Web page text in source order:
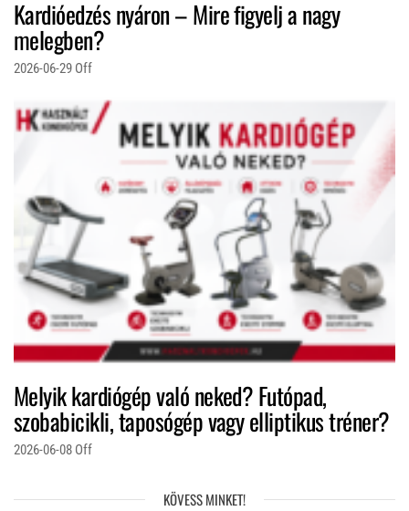
Kardióedzés nyáron – Mire figyelj a nagy
melegben?
2026-06-29 Off
Melyik kardiógép való neked? Futópad,
szobabicikli, taposógép vagy elliptikus tréner?
2026-06-08 Off
KÖVESS MINKET!